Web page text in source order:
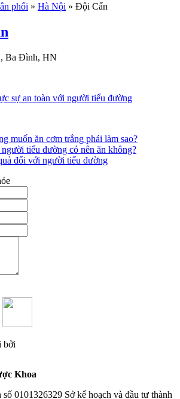
phối » Hà Nội » Đội Cấn
Ba Đình, HN
sự an toàn với người tiểu đường
muốn ăn cơm trắng phải làm sao?
tiểu đường có nên ăn không?
đối với người tiểu đường
bởi
Khoa
0101326329 Sở kế hoạch và đầu tư thành